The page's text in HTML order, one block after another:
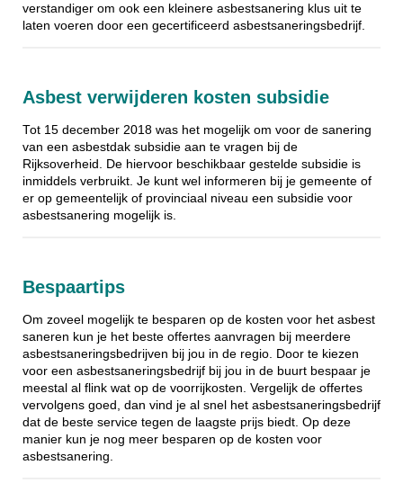
verstandiger om ook een kleinere asbestsanering klus uit te
laten voeren door een gecertificeerd asbestsaneringsbedrijf.
Asbest verwijderen kosten subsidie
Tot 15 december 2018 was het mogelijk om voor de sanering
van een asbestdak subsidie aan te vragen bij de
Rijksoverheid. De hiervoor beschikbaar gestelde subsidie is
inmiddels verbruikt. Je kunt wel informeren bij je gemeente of
er op gemeentelijk of provinciaal niveau een subsidie voor
asbestsanering mogelijk is.
Bespaartips
Om zoveel mogelijk te besparen op de kosten voor het asbest
saneren kun je het beste offertes aanvragen bij meerdere
asbestsaneringsbedrijven bij jou in de regio. Door te kiezen
voor een asbestsaneringsbedrijf bij jou in de buurt bespaar je
meestal al flink wat op de voorrijkosten. Vergelijk de offertes
vervolgens goed, dan vind je al snel het asbestsaneringsbedrijf
dat de beste service tegen de laagste prijs biedt. Op deze
manier kun je nog meer besparen op de kosten voor
asbestsanering.